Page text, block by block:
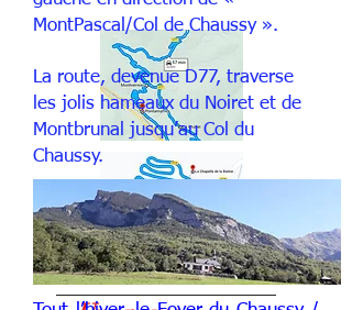
MontPascal/Col de Chaussy ».
La route, devenue D77, traverse
les jolis hameaux du Noiret et de
Montbrunal jusqu’au Col du
Chaussy.